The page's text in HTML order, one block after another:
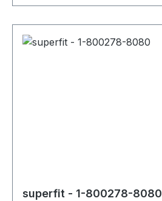
superfit - 1-800278-8080